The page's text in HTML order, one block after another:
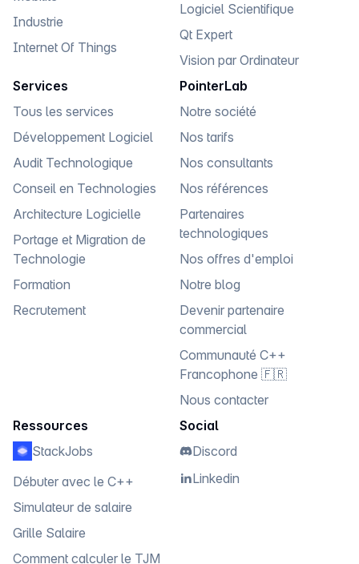
Industrie
Internet Of Things
Logiciel Scientifique
Qt Expert
Vision par Ordinateur
Services
Tous les services
Développement Logiciel
Audit Technologique
Conseil en Technologies
Architecture Logicielle
Portage et Migration de
Technologie
Formation
Recrutement
PointerLab
Notre société
Nos tarifs
Nos consultants
Nos références
Partenaires
technologiques
Nos offres d'emploi
Notre blog
Devenir partenaire
commercial
Communauté C++
Francophone 🇫🇷
Nous contacter
Ressources
StackJobs
Débuter avec le C++
Simulateur de salaire
Grille Salaire
Comment calculer le TJM
Social
Discord
Linkedin